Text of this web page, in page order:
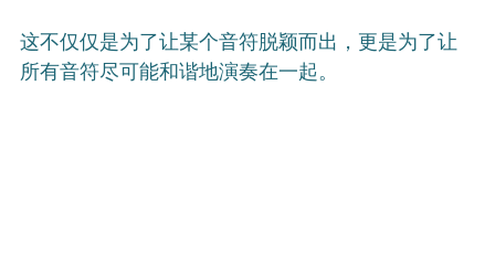
这不仅仅是为了让某个音符脱颖而出，更是为了让
所有音符尽可能和谐地演奏在一起。